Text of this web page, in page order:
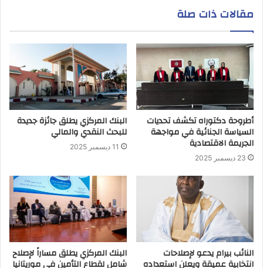
مقالات ذات صلة
أطروحة دكتوراه تكشف تحديات
السياسة الجنائية في مواجهة
الجريمة الاقتصادية
23 ديسمبر 2025
البنك المركزي يطلق جائزة جديدة
للبحث النقدي والمالي
11 ديسمبر 2025
النائب بيرام يدعو لإصلاحات
انتخابية عميقة ويعلن استعداده
البنك المركزي يطلق مساراً لإصلاح
شامل لقطاع التأمين في موريتانيا